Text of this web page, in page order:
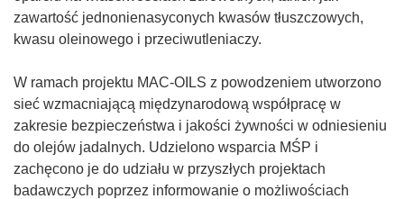
zawartość jednonienasyconych kwasów tłuszczowych,
kwasu oleinowego i przeciwutleniaczy.
W ramach projektu MAC-OILS z powodzeniem utworzono
sieć wzmacniającą międzynarodową współpracę w
zakresie bezpieczeństwa i jakości żywności w odniesieniu
do olejów jadalnych. Udzielono wsparcia MŚP i
zachęcono je do udziału w przyszłych projektach
badawczych poprzez informowanie o możliwościach